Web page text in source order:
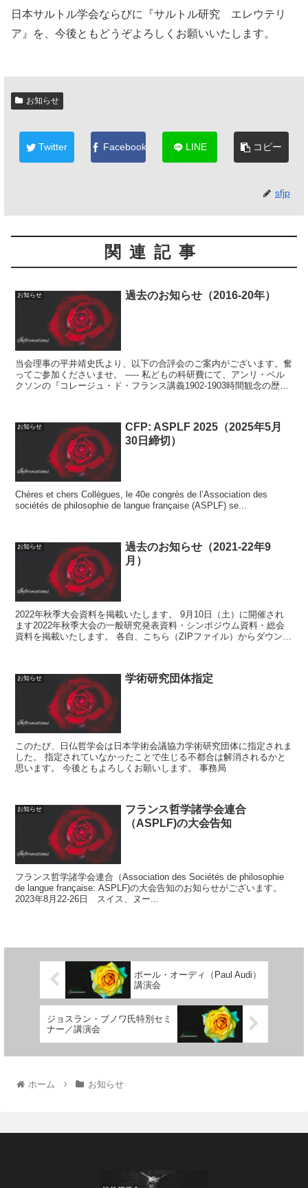
日本サルトル学会ならびに『サルトル研究 エレウテリ
ア』を、今後ともどうぞよろしくお願いいたします。
お知らせ
Twitter Facebook LINE コピー
sfjp
関連記事
お知らせ 過去のお知らせ（2016-20年）
当会理事の平井靖史氏より、以下の合評会のご案内がございます。奮
ってご参加くださいませ。 ----- 私どもの科研費にて、アンリ・ベル
クソンの『コレージュ・ド・フランス講義1902-1903時間観念の歴
お知らせ
CFP: ASPLF 2025（2025年5月
30日締切）
Chères et chers Collègues, le 40e congrès de l’Association des
sociétés de philosophie de langue française (ASPLF) se...
お知らせ
過去のお知らせ（2021-22年9
月）
2022年秋季大会資料を掲載いたします。 9月10日（土）に開催され
ます2022年秋季大会の一般研究発表資料・シンポジウム資料・総会
資料を掲載いたします。 各自、こちら（ZIPファイル）からダウンロ
お知らせ 学術研究団体指定
このたび、日仏哲学会は日本学術会議協力学術研究団体に指定されま
した。 指定されていなかったことで生じる不都合は解消されるかと
思います。 今後ともよろしくお願いします。 事務局
お知らせ
フランス哲学諸学会連合
（ASPLF)の大会告知
フランス哲学諸学会連合（Association des Sociétés de philosophie
de langue française: ASPLF)の大会告知のお知らせがございます。
2023年8月22-26日 スイス、ヌー...
ポール・オーディ（Paul Audi）
講演会
ジョスラン・ブノワ氏特別セミ
ナー／講演会
ホーム お知らせ